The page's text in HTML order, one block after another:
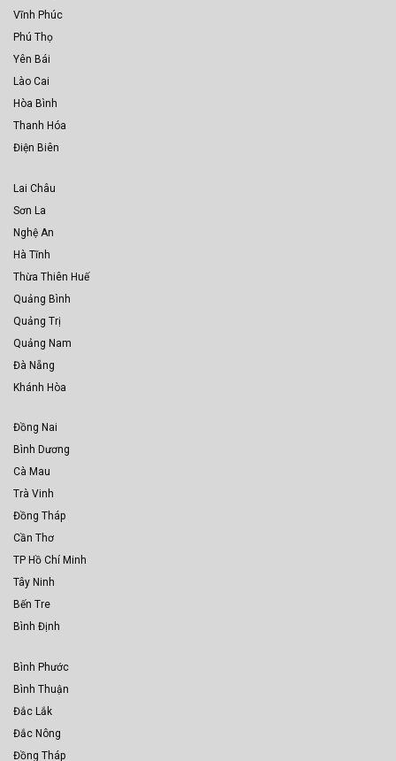
Vĩnh Phúc
Phú Thọ
Yên Bái
Lào Cai
Hòa Bình
Thanh Hóa
Điện Biên
Lai Châu
Sơn La
Nghệ An
Hà Tĩnh
Thừa Thiên Huế
Quảng Bình
Quảng Trị
Quảng Nam
Đà Nẵng
Khánh Hòa
Đồng Nai
Bình Dương
Cà Mau
Trà Vinh
Đồng Tháp
Cần Thơ
TP Hồ Chí Minh
Tây Ninh
Bến Tre
Bình Định
Bình Phước
Bình Thuận
Đắc Lắk
Đắc Nông
Đồng Tháp